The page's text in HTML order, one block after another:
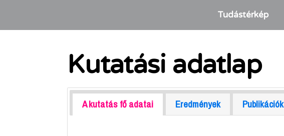
Tudástérkép
Kutatási adatlap
A kutatás fő adatai Eredmények Publikációk